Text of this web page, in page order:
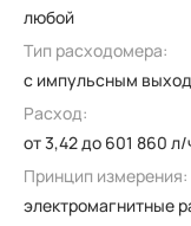
любой
Тип расходомера:
с импульсным
Расход:
от 3,42 до 601 860 л/
Принцип измерения:
электромагнитные